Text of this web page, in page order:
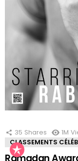
LES PLUS EN
35 Shares 1M
CLASSEMENTS
Ramadan